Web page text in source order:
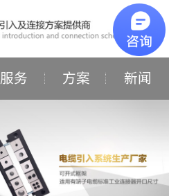
服务 方案 新闻